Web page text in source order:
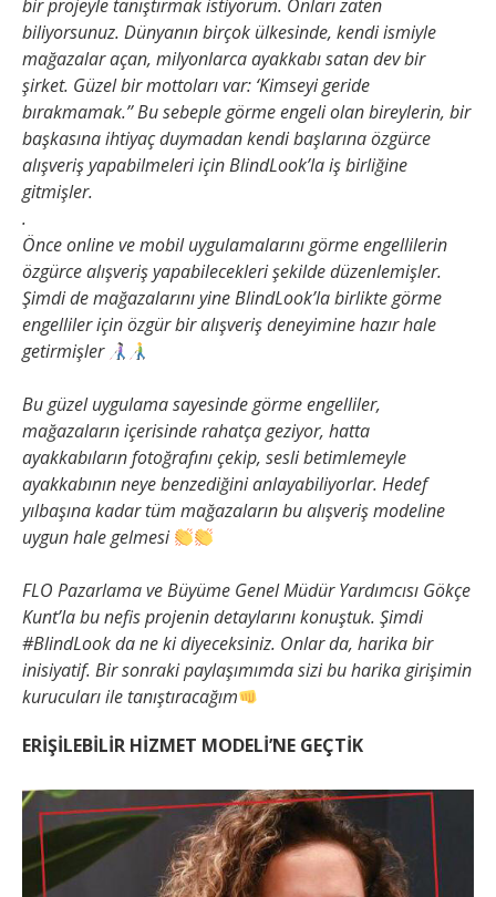
bir projeyle tanıştırmak istiyorum. Onları zaten
biliyorsunuz. Dünyanın birçok ülkesinde, kendi ismiyle
mağazalar açan, milyonlarca ayakkabı satan dev bir
şirket. Güzel bir mottoları var: ‘Kimseyi geride
bırakmamak.’’ Bu sebeple görme engeli olan bireylerin, bir
başkasına ihtiyaç duymadan kendi başlarına özgürce
alışveriş yapabilmeleri için BlindLook’la iş birliğine
gitmişler.
.
Önce online ve mobil uygulamalarını görme engellilerin
özgürce alışveriş yapabilecekleri şekilde düzenlemişler.
Şimdi de mağazalarını yine BlindLook’la birlikte görme
engelliler için özgür bir alışveriş deneyimine hazır hale
getirmişler
Bu güzel uygulama sayesinde görme engelliler,
mağazaların içerisinde rahatça geziyor, hatta
ayakkabıların fotoğrafını çekip, sesli betimlemeyle
ayakkabının neye benzediğini anlayabiliyorlar. Hedef
yılbaşına kadar tüm mağazaların bu alışveriş modeline
uygun hale gelmesi
FLO Pazarlama ve Büyüme Genel Müdür Yardımcısı Gökçe
Kunt’la bu nefis projenin detaylarını konuştuk. Şimdi
#BlindLook da ne ki diyeceksiniz. Onlar da, harika bir
inisiyatif. Bir sonraki paylaşımımda sizi bu harika girişimin
kurucuları ile tanıştıracağım
ERİŞİLEBİLİR HİZMET MODELİ’NE GEÇTİK